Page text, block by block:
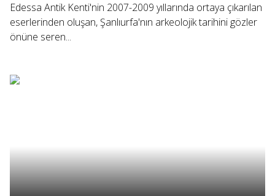
Edessa Antik Kenti'nin 2007-2009 yıllarında ortaya çıkarılan
eserlerinden oluşan, Şanlıurfa'nın arkeolojik tarihini gözler
önüne seren...